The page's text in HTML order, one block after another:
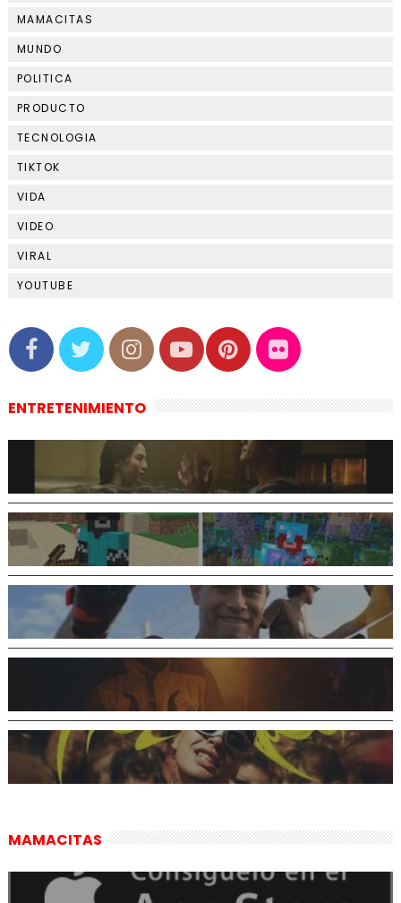
MAMACITAS
MUNDO
POLITICA
PRODUCTO
TECNOLOGIA
TIKTOK
VIDA
VIDEO
VIRAL
YOUTUBE
ENTRETENIMIENTO
MAMACITAS